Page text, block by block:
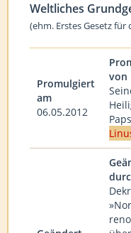
Weltliches
(ehm. Erstes Gesetz für
Promulgiert
am
06.05.2012
von